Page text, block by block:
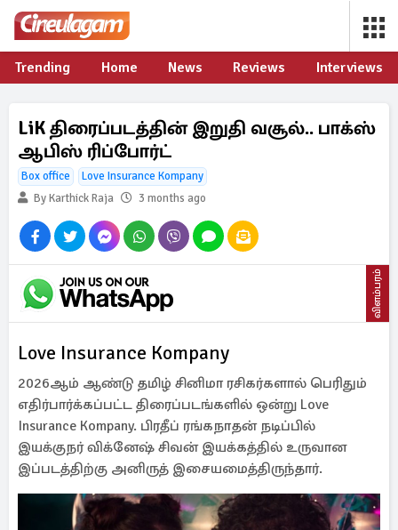
Trending Home News Reviews Interviews
LiK திரைப்படத்தின் இறுதி வசூல்.. பாக்ஸ்
ஆபிஸ் ரிப்போர்ட்
Box office
Love Insurance Kompany
By Karthick Raja
3 months ago
விளம்பரம்
Love Insurance Kompany
2026ஆம் ஆண்டு தமிழ் சினிமா ரசிகர்களால் பெரிதும்
எதிர்பார்க்கப்பட்ட திரைப்படங்களில் ஒன்று Love
Insurance Kompany. பிரதீப் ரங்கநாதன் நடிப்பில்
இயக்குநர் விக்னேஷ் சிவன் இயக்கத்தில் உருவான
இப்படத்திற்கு அனிருத் இசையமைத்திருந்தார்.